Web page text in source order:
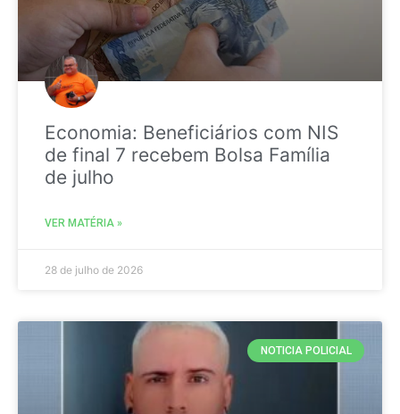
Economia: Beneficiários com NIS
de final 7 recebem Bolsa Família
de julho
VER MATÉRIA »
28 de julho de 2026
NOTICIA POLICIAL